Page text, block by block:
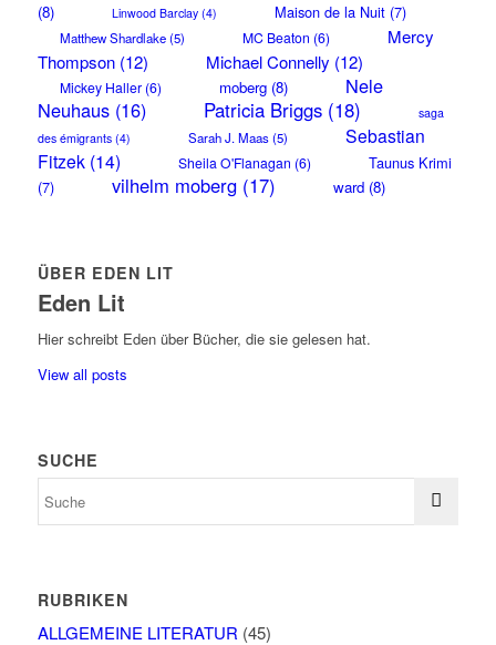
(8)
Linwood Barclay(4) Maison de la Nuit(7)
Matthew Shardlake(5) MC Beaton (6)
Mercy
Thompson(12) Michael Connelly (12)
Mickey Haller(6) moberg(8)
Nele
Neuhaus(16) Patricia Briggs(18)
saga
des émigrants(4) Sarah J. Maas(5)
Sebastian
Fitzek(14) Sheila O'Flanagan (6)
Taunus Krimi
(7)
vilhelm moberg(17) ward(8)
ÜBER EDEN LIT
Eden Lit
Hier schreibt Eden über Bücher, die sie gelesen hat.
View all posts
SUCHE
RUBRIKEN
ALLGEMEINE LITERATUR (45)